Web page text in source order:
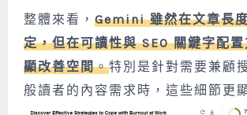
整體來看， Gemini 雖然在文章長
定，但在可讀性與 SEO 關鍵字配
顯改善空間。特別是針對需要兼顧
般讀者的內容需求時，這些細節更